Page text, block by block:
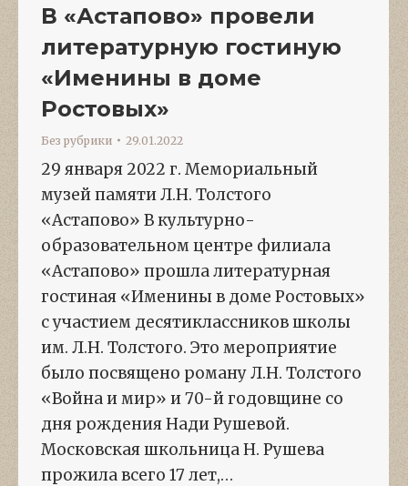
В «Астапово» провели
литературную гостиную
«Именины в доме
Ростовых»
Без рубрики 29.01.2022
29 января 2022 г. Мемориальный
музей памяти Л.Н. Толстого
«Астапово» В культурно-
образовательном центре филиала
«Астапово» прошла литературная
гостиная «Именины в доме Ростовых»
с участием десятиклассников школы
им. Л.Н. Толстого. Это мероприятие
было посвящено роману Л.Н. Толстого
«Война и мир» и 70-й годовщине со
дня рождения Нади Рушевой.
Московская школьница Н. Рушева
прожила всего 17 лет,…